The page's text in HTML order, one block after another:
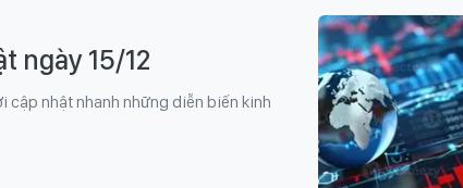
ngày 15/12
nhật nhanh những diễn biến kinh